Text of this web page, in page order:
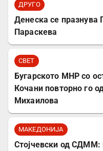
ДРУГО
Денеска се празнува
Параскева
СВЕТ
Бугарското МНР со
Кочани повторно го
Михаилова
МАКЕДОНИЈА
Стојчевски од СДММ: